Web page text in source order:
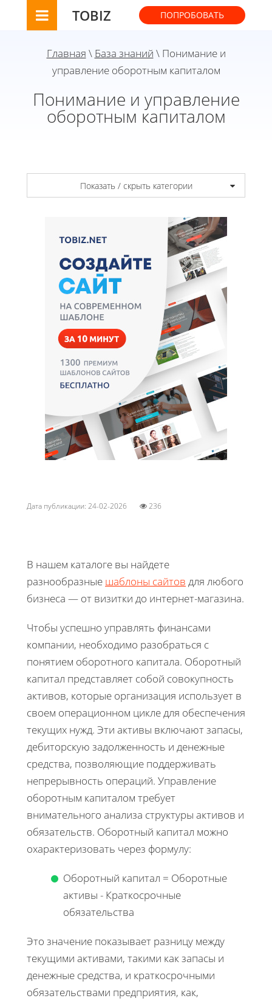
TOBIZ ПОПРОБОВАТЬ
Главная \ База знаний \ Понимание и
управление оборотным капиталом
Понимание и управление
оборотным капиталом
Показать / скрыть категории
Дата публикации: 24-02-2026 236
В нашем каталоге вы найдете
разнообразные шаблоны сайтов для любого
бизнеса — от визитки до интернет-магазина.
Чтобы успешно управлять финансами
компании, необходимо разобраться с
понятием оборотного капитала. Оборотный
капитал представляет собой совокупность
активов, которые организация использует в
своем операционном цикле для обеспечения
текущих нужд. Эти активы включают запасы,
дебиторскую задолженность и денежные
средства, позволяющие поддерживать
непрерывность операций. Управление
оборотным капиталом требует
внимательного анализа структуры активов и
обязательств. Оборотный капитал можно
охарактеризовать через формулу:
Оборотный капитал = Оборотные
активы - Краткосрочные
обязательства
Это значение показывает разницу между
текущими активами, такими как запасы и
денежные средства, и краткосрочными
обязательствами предприятия, как,